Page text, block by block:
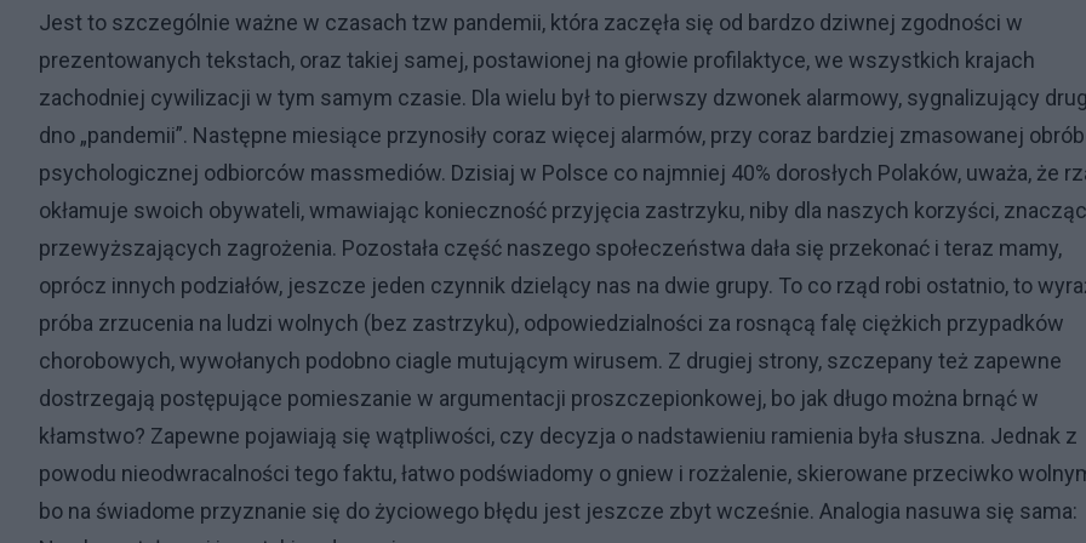
Jest to szczególnie ważne w czasach tzw pandemii, która zaczęła się od bardzo dziwnej zgodności w
prezentowanych tekstach, oraz takiej samej, postawionej na głowie profilaktyce, we wszystkich krajach
zachodniej cywilizacji w tym samym czasie. Dla wielu był to pierwszy dzwonek alarmowy, sygnalizujący
dno „pandemii”. Następne miesiące przynosiły coraz więcej alarmów, przy coraz bardziej zmasowanej
psychologicznej odbiorców massmediów. Dzisiaj w Polsce co najmniej 40% dorosłych Polaków, uważa, że
okłamuje swoich obywateli, wmawiając konieczność przyjęcia zastrzyku, niby dla naszych korzyści,
przewyższających zagrożenia. Pozostała część naszego społeczeństwa dała się przekonać i teraz mamy,
oprócz innych podziałów, jeszcze jeden czynnik dzielący nas na dwie grupy. To co rząd robi ostatnio, to
próba zrzucenia na ludzi wolnych (bez zastrzyku), odpowiedzialności za rosnącą falę ciężkich przypadków
chorobowych, wywołanych podobno ciagle mutującym wirusem. Z drugiej strony, szczepany też zapewne
dostrzegają postępujące pomieszanie w argumentacji proszczepionkowej, bo jak długo można brnąć w
kłamstwo? Zapewne pojawiają się wątpliwości, czy decyzja o nadstawieniu ramienia była słuszna. Jednak z
powodu nieodwracalności tego faktu, łatwo podświadomy o gniew i rozżalenie, skierowane przeciwko
bo na świadome przyznanie się do życiowego błędu jest jeszcze zbyt wcześnie. Analogia nasuwa się sama: